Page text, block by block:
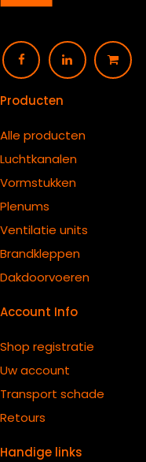
Producten
Alle producten
Luchtkanalen
Vormstukken
Plenums
Ventilatie units
Brandkleppen
Dakdoorvoeren
Account Info
Shop registratie
Uw account
Transport schade
Retours
Handige links